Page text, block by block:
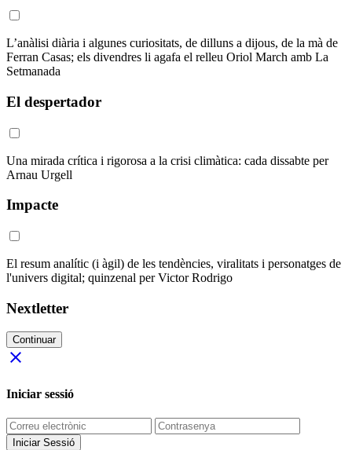
L’anàlisi diària i algunes curiositats, de dilluns a dijous, de la mà de
Ferran Casas; els divendres li agafa el relleu Oriol March amb La
Setmanada
El despertador
Una mirada crítica i rigorosa a la crisi climàtica: cada dissabte per
Arnau Urgell
Impacte
El resum analític (i àgil) de les tendències, viralitats i personatges de
l'univers digital; quinzenal per Victor Rodrigo
Nextletter
Continuar
close
Iniciar sessió
Iniciar Sessió